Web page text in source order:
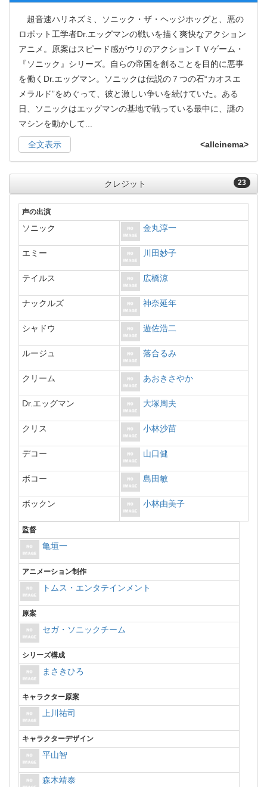
超音速ハリネズミ、ソニック・ザ・ヘッジホッグと、悪の
ロボット工学者Dr.エッグマンの戦いを描く爽快なアクション
アニメ。原案はスピード感がウリのアクションＴＶゲーム・
『ソニック』シリーズ。自らの帝国を創ることを目的に悪事
を働くDr.エッグマン。ソニックは伝説の７つの石“カオスエ
メラルド”をめぐって、彼と激しい争いを続けていた。ある
日、ソニックはエッグマンの基地で戦っている最中に、謎の
マシンを動かして
全文表示 <allcinema>
23
クレジット
声の出演
ソニック 金丸淳一
エミー 川田妙子
テイルス 広橋涼
ナックルズ 神奈延年
シャドウ 遊佐浩二
ルージュ 落合るみ
クリーム あおきさやか
Dr.エッグマン 大塚周夫
クリス 小林沙苗
デコー 山口健
ボコー 島田敏
ボックン 小林由美子
監督
亀垣一
アニメーション制作
トムス・エンタテインメント
原案
セガ・ソニックチーム
シリーズ構成
まさきひろ
キャラクター原案
上川祐司
キャラクターデザイン
平山智
森木靖泰